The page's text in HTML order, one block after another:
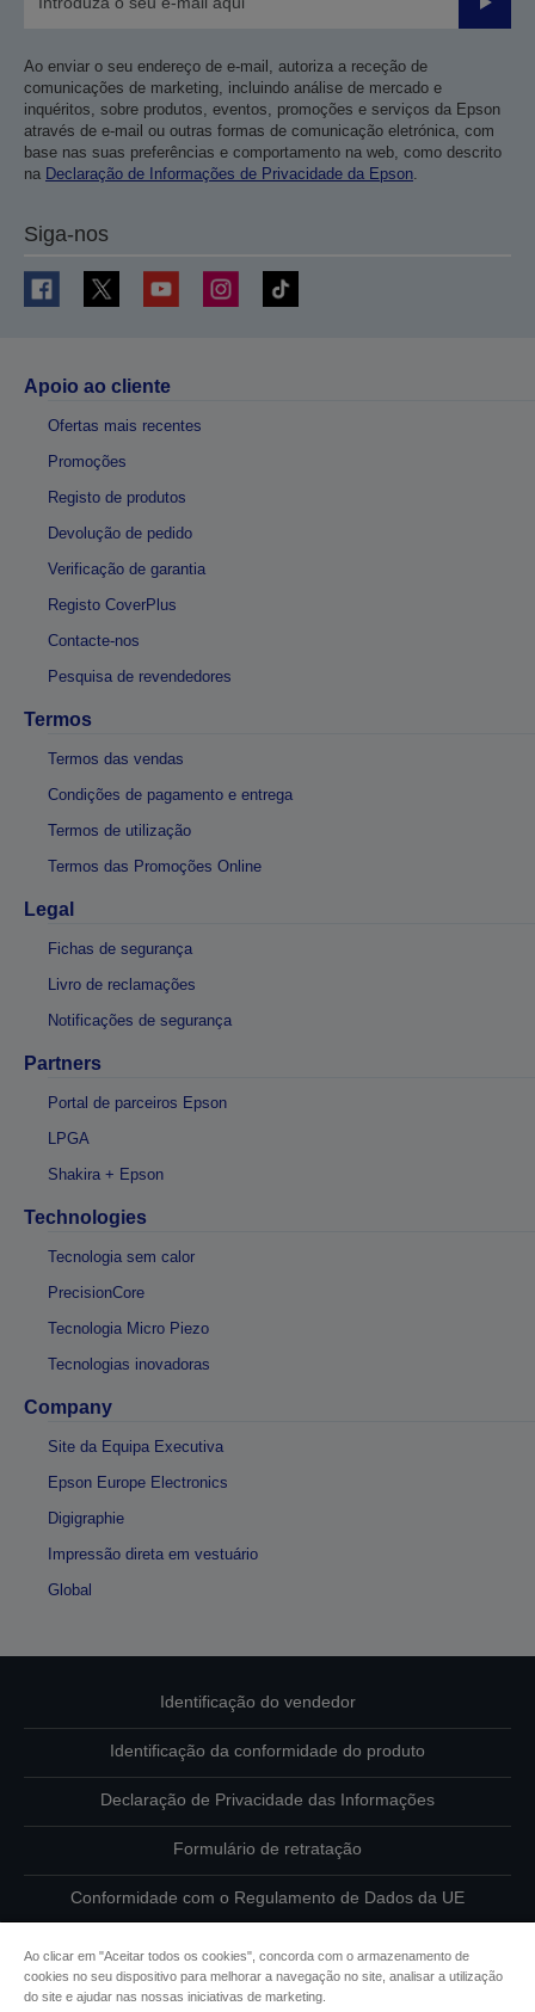
Enviar
Ao enviar o seu endereço de e-mail, autoriza a receção de
comunicações de marketing, incluindo análise de mercado e
inquéritos, sobre produtos, eventos, promoções e serviços da Epson
através de e-mail ou outras formas de comunicação eletrónica, com
base nas suas preferências e comportamento na web, como descrito
na Declaração de Informações de Privacidade da Epson
Siga-nos
Apoio ao cliente
Ofertas mais recentes
Promoções
Registo de produtos
Devolução de pedido
Verificação de garantia
Registo CoverPlus
Contacte-nos
Pesquisa de revendedores
Termos
Termos das vendas
Condições de pagamento e entrega
Termos de utilização
Termos das Promoções Online
Legal
Fichas de segurança
Livro de reclamações
Notificações de segurança
Partners
Portal de parceiros Epson
LPGA
Shakira + Epson
Technologies
Tecnologia sem calor
PrecisionCore
Tecnologia Micro Piezo
Tecnologias inovadoras
Company
Site da Equipa Executiva
Epson Europe Electronics
Digigraphie
Impressão direta em vestuário
Global
Identificação do vendedor
Identificação da conformidade do produto
Declaração de Privacidade das Informações
Formulário de retratação
Conformidade com o Regulamento de Dados da UE
Informações sobre cookies
Ao clicar em "Aceitar todos os cookies", concorda com o armazenamento de
cookies no seu dispositivo para melhorar a navegação no site, analisar a utilização
do site e ajudar nas nossas iniciativas de marketing.